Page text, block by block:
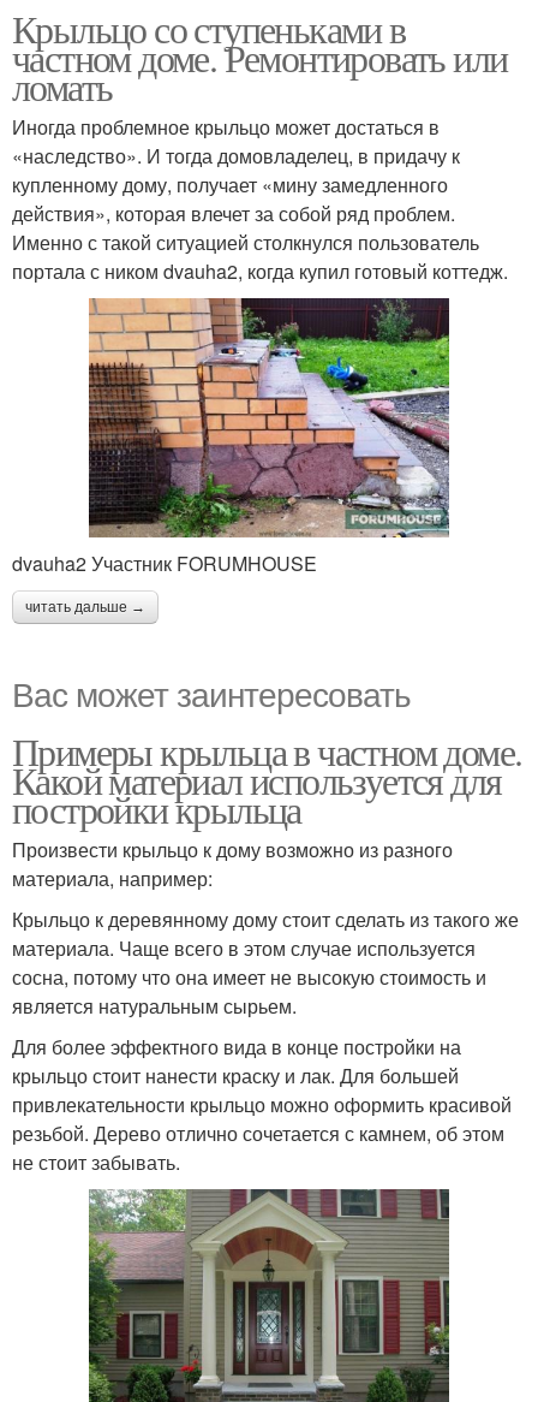
Крыльцо со ступеньками в
частном доме. Ремонтировать или
ломать
Иногда проблемное крыльцо может достаться в
«наследство». И тогда домовладелец, в придачу к
купленному дому, получает «мину замедленного
действия», которая влечет за собой ряд проблем.
Именно с такой ситуацией столкнулся пользователь
портала с ником dvauha2, когда купил готовый коттедж.
dvauha2 Участник FORUMHOUSE
читать дальше →
Вас может заинтересовать
Примеры крыльца в частном доме.
Какой материал используется для
постройки крыльца
Произвести крыльцо к дому возможно из разного
материала, например:
Крыльцо к деревянному дому стоит сделать из такого же
материала. Чаще всего в этом случае используется
сосна, потому что она имеет не высокую стоимость и
является натуральным сырьем.
Для более эффектного вида в конце постройки на
крыльцо стоит нанести краску и лак. Для большей
привлекательности крыльцо можно оформить красивой
резьбой. Дерево отлично сочетается с камнем, об этом
не стоит забывать.